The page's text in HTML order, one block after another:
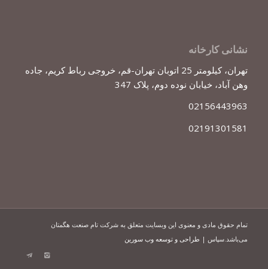
نشانی کارخانه
تهران، کیلومتر 25 اتوبان تهران-قم، خروجی رباط کریم، جاده
وهن آباد، خیابان نوده دوم، پلاک 347
02156443963
02191301581
تمام حقوق مادی و معنوی این وبسایت متعلق به شرکت تام صنعت هگمتان
می‌باشد.سپاس | طراحی و توسعه وب سورین